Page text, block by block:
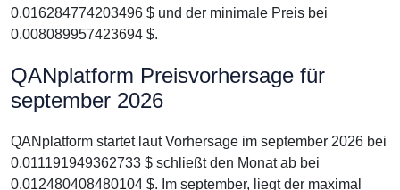
0.016284774203496 $ und der minimale Preis bei
0.008089957423694 $.
QANplatform Preisvorhersage für
september 2026
QANplatform startet laut Vorhersage im september 2026 bei
0.011191949362733 $ schließt den Monat ab bei
0.012480408480104 $. Im september, liegt der maximal